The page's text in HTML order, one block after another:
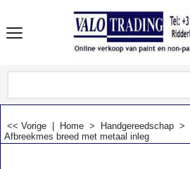
<< Vorige Home > Handgereedschap >
Afbreekmes breed met metaal inleg